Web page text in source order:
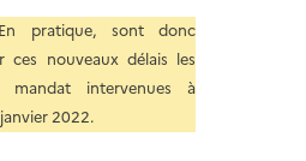
pratique, sont donc
ces nouveaux délais les
mandat intervenues à
2022.